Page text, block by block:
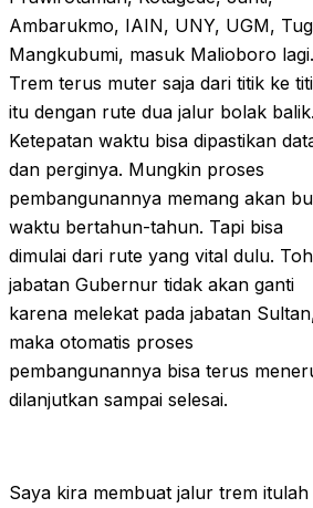
Ambarukmo, IAIN, UNY, UGM,
Mangkubumi, masuk Malioboro lagi.
Trem terus muter saja dari titik ke
itu dengan rute dua jalur bolak balik.
Ketepatan waktu bisa dipastikan
dan perginya. Mungkin proses
pembangunannya memang akan
waktu bertahun-tahun. Tapi bisa
dimulai dari rute yang vital dulu.
jabatan Gubernur tidak akan ganti
karena melekat pada jabatan
maka otomatis proses
pembangunannya bisa terus
dilanjutkan sampai selesai.
Saya kira membuat jalur trem itulah